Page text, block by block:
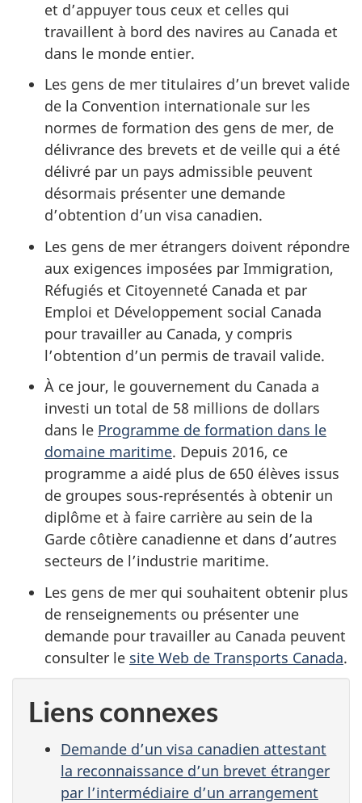
et d’appuyer tous ceux et celles qui
travaillent à bord des navires au Canada et
dans le monde entier.
Les gens de mer titulaires d’un brevet valide
de la Convention internationale sur les
normes de formation des gens de mer, de
délivrance des brevets et de veille qui a été
délivré par un pays admissible peuvent
désormais présenter une demande
d’obtention d’un visa canadien.
Les gens de mer étrangers doivent répondre
aux exigences imposées par Immigration,
Réfugiés et Citoyenneté Canada et par
Emploi et Développement social Canada
pour travailler au Canada, y compris
l’obtention d’un permis de travail valide.
À ce jour, le gouvernement du Canada a
investi un total de 58 millions de dollars
dans le Programme de formation dans le
domaine maritime. Depuis 2016, ce
programme a aidé plus de 650 élèves issus
de groupes sous-représentés à obtenir un
diplôme et à faire carrière au sein de la
Garde côtière canadienne et dans d’autres
secteurs de l’industrie maritime.
Les gens de mer qui souhaitent obtenir plus
de renseignements ou présenter une
demande pour travailler au Canada peuvent
consulter le site Web de Transports Canada.
Liens connexes
Demande d’un visa canadien attestant
la reconnaissance d’un brevet étranger
par l’intermédiaire d’un arrangement